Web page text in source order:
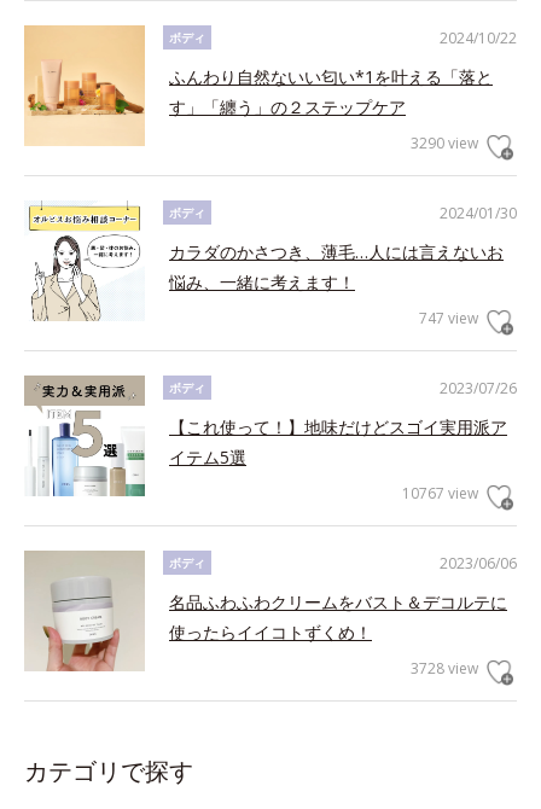
2024/10/22
ボディ
ふんわり自然ないい匂い*1を叶える「落と
す」「纏う」の２ステップケア
3290 view
2024/01/30
ボディ
カラダのかさつき、薄毛…人には言えないお
悩み、一緒に考えます！
747 view
2023/07/26
ボディ
【これ使って！】地味だけどスゴイ実用派ア
イテム5選
10767 view
2023/06/06
ボディ
名品ふわふわクリームをバスト＆デコルテに
使ったらイイコトずくめ！
3728 view
カテゴリで探す